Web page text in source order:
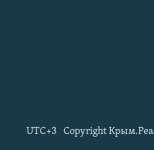
Copyright
UTC+3